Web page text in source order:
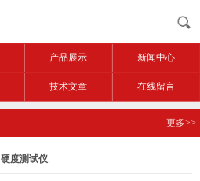
产品展示 新闻中心
技术文章 在线留言
更多>>
硬度测试仪